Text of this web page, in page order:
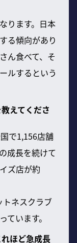
ります。日本
る傾向があり
ん食べて、そ
ルするという
えてくださ
で1,156店舗
成長を続けて
ズ店が約
トネスクラブ
います。
ほど急成長